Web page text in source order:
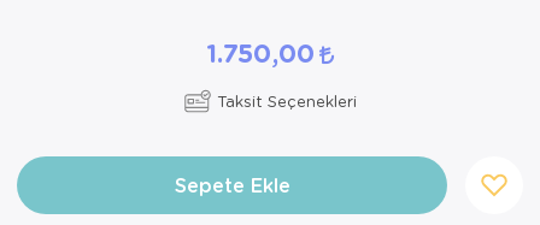
1.750,00
Taksit Seçenekleri
Sepete Ekle